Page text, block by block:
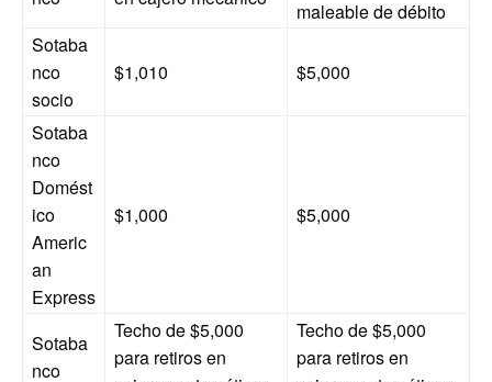
maleable de débito
Sotaba
nco
socio
$1,010 $5,000
Sotaba
nco
Domést
ico
Americ
an
Express
$1,000 $5,000
Sotaba
nco
Techo de $5,000
para retiros en
Techo de $5,000
para retiros en